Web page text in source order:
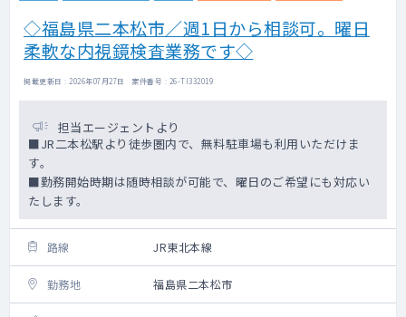
◇福島県二本松市／週1日から相談可。曜日
柔軟な内視鏡検査業務です◇
掲載更新日 : 2026年07月27日 案件番号 : 26-TI332019
担当エージェントより
■JR二本松駅より徒歩圏内で、無料駐車場も利用いただけま
す。
■勤務開始時期は随時相談が可能で、曜日のご希望にも対応い
たします。
路線 JR東北本線
勤務地 福島県二本松市